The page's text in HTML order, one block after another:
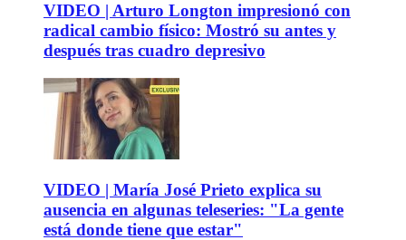
VIDEO | Arturo Longton impresionó con
radical cambio físico: Mostró su antes y
después tras cuadro depresivo
VIDEO | María José Prieto explica su
ausencia en algunas teleseries: "La gente
está donde tiene que estar"